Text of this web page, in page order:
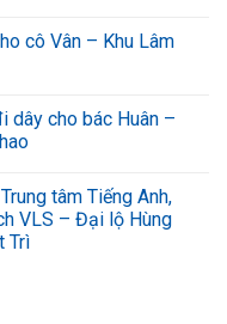
cô Vân – Khu Lâm
dây cho bác Huân –
tâm Tiếng Anh,
VLS – Đại lộ Hùng
Trì